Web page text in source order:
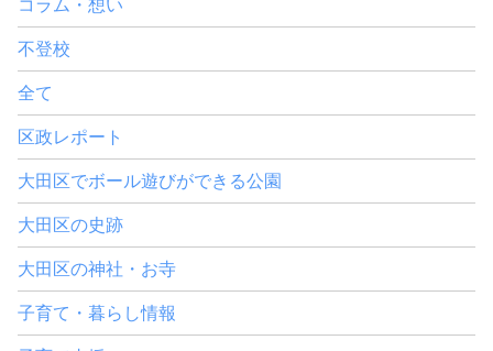
コラム・想い
不登校
全て
区政レポート
大田区でボール遊びができる公園
大田区の史跡
大田区の神社・お寺
子育て・暮らし情報